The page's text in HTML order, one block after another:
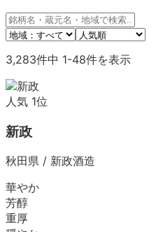
3,283件中 1-48件を表示
人気 1位
新政
秋田県 / 新政酒造
華やか
芳醇
重厚